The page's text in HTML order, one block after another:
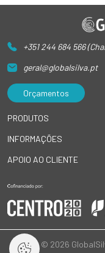
+351 244 684 566
geral@globalsilva.pt
Orçamentos
PRODUTOS
INFORMAÇÕES
APOIO AO CLIENTE
© 2026